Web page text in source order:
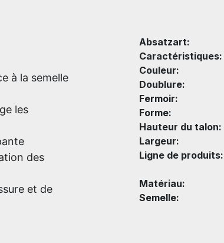
à la semelle
les
des
et de
Absatzart:
Caractéristiques:
Couleur:
Doublure:
Fermoir:
Forme:
Hauteur du talon:
Largeur:
Ligne de produits:
Matériau:
Semelle: